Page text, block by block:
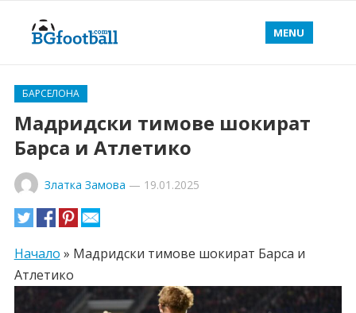
MENU
БАРСЕЛОНА
Мадридски тимове шокират
Барса и Атлетико
Златка Замова — 19.01.2025
Начало » Мадридски тимове шокират Барса и
Атлетико